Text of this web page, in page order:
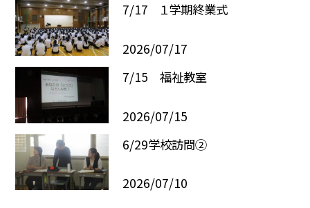
7/17 １学期終業式
2026/07/17
7/15 福祉教室
2026/07/15
6/29学校訪問②
2026/07/10